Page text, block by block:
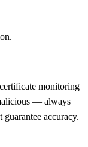
monitoring
— always
accuracy.